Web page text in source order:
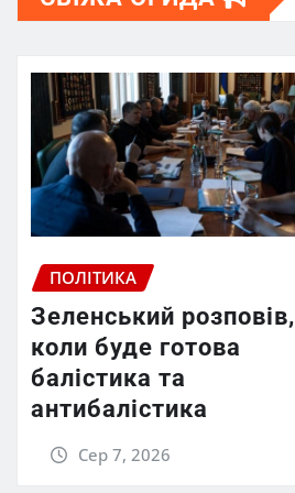
ПОЛІТИКА
Зеленський розповів,
коли буде готова
балістика та
антибалістика
Сер 7, 2026